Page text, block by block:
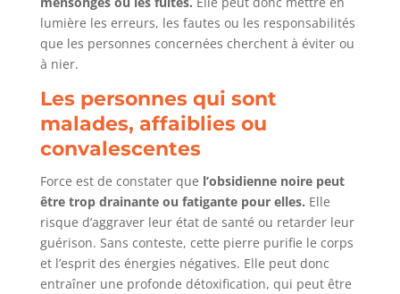
lumière les erreurs, les fautes ou les responsabilités
que les personnes concernées cherchent à éviter ou
à nier.
Les personnes qui sont
malades, affaiblies ou
convalescentes
Force est de constater que l’obsidienne noire peut
être trop drainante ou fatigante pour elles. Elle
risque d’aggraver leur état de santé ou retarder leur
guérison. Sans conteste, cette pierre purifie le corps
et l’esprit des énergies négatives. Elle peut donc
entraîner une profonde détoxification, qui peut être